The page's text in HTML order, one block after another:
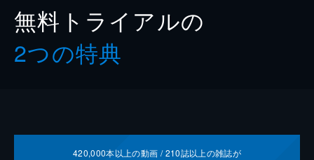
無料トライアルの
2つの特典
420,000本以上の動画 /210誌以上の雑誌が